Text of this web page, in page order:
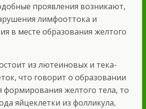
проявления возникают,
лимфооттока и
в месте образования желтого
из лютеиновых и тека-
что говорит о образовании
формирования желтого тела, то
яйцеклетки из фолликула,